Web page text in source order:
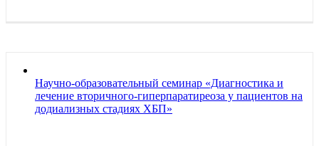
Научно-образовательный семинар «Диагностика и
лечение вторичного-гиперпаратиреоза у пациентов на
додиализных стадиях ХБП»